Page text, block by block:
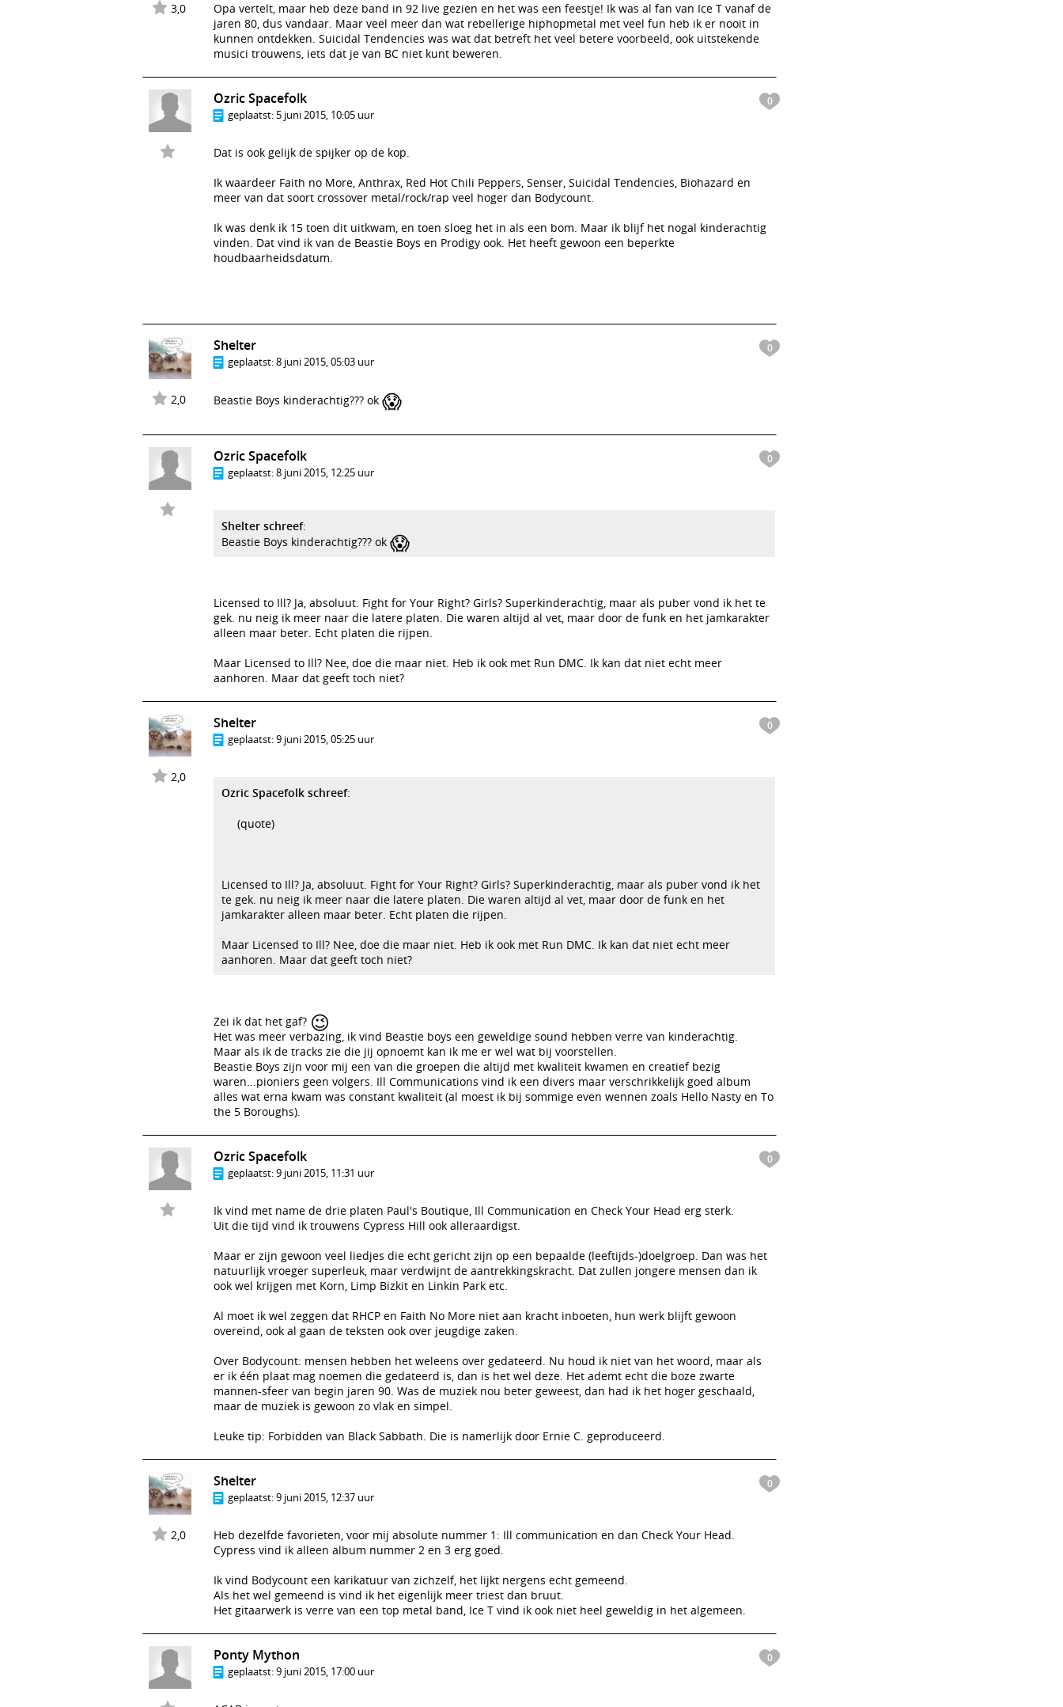
3,0
Opa vertelt, maar heb deze band in 92 live gezien en het was een feestje! Ik was al fan van Ice T vanaf de
jaren 80, dus vandaar. Maar veel meer dan wat rebellerige hiphopmetal met veel fun heb ik er nooit in
kunnen ontdekken. Suicidal Tendencies was wat dat betreft het veel betere voorbeeld, ook uitstekende
musici trouwens, iets dat je van BC niet kunt beweren.
0
Ozric Spacefolk
geplaatst: 5 juni 2015, 10:05 uur
Dat is ook gelijk de spijker op de kop.
Ik waardeer Faith no More, Anthrax, Red Hot Chili Peppers, Senser, Suicidal Tendencies, Biohazard en
meer van dat soort crossover metal/rock/rap veel hoger dan Bodycount.
Ik was denk ik 15 toen dit uitkwam, en toen sloeg het in als een bom. Maar ik blijf het nogal kinderachtig
vinden. Dat vind ik van de Beastie Boys en Prodigy ook. Het heeft gewoon een beperkte
houdbaarheidsdatum.
2,0
0
Shelter
geplaatst:8 juni 2015, 05:03 uur
Beastie Boys kinderachtig??? ok 😱
0
Ozric Spacefolk
geplaatst:8 juni 2015, 12:25 uur
Shelter schreef:
Beastie Boys kinderachtig??? ok 😱
Licensed to Ill? Ja, absoluut. Fight for Your Right? Girls? Superkinderachtig, maar als puber vond ik het te
gek. nu neig ik meer naar die latere platen. Die waren altijd al vet, maar door de funk en het jamkarakter
alleen maar beter. Echt platen die rijpen.
Maar Licensed to Ill? Nee, doe die maar niet. Heb ik ook met Run DMC. Ik kan dat niet echt meer
aanhoren. Maar dat geeft toch niet?
2,0
0
Shelter
geplaatst:9 juni 2015, 05:25 uur
Ozric Spacefolk schreef:
(quote)
Licensed to Ill? Ja, absoluut. Fight for Your Right? Girls? Superkinderachtig, maar als puber vond ik het
te gek. nu neig ik meer naar die latere platen. Die waren altijd al vet, maar door de funk en het
jamkarakter alleen maar beter. Echt platen die rijpen.
Maar Licensed to Ill? Nee, doe die maar niet. Heb ik ook met Run DMC. Ik kan dat niet echt meer
aanhoren. Maar dat geeft toch niet?
Zei ik dat het gaf? 😉
Het was meer verbazing, ik vind Beastie boys een geweldige sound hebben verre van kinderachtig.
Maar als ik de tracks zie die jij opnoemt kan ik me er wel wat bij voorstellen.
Beastie Boys zijn voor mij een van die groepen die altijd met kwaliteit kwamen en creatief bezig
waren...pioniers geen volgers. Ill Communications vind ik een divers maar verschrikkelijk goed album
alles wat erna kwam was constant kwaliteit (al moest ik bij sommige even wennen zoals Hello Nasty en To
the 5 Boroughs).
0
Ozric Spacefolk
geplaatst:9 juni 2015, 11:31 uur
Ik vind met name de drie platen Paul's Boutique, Ill Communication en Check Your Head erg sterk.
Uit die tijd vind ik trouwens Cypress Hill ook alleraardigst.
Maar er zijn gewoon veel liedjes die echt gericht zijn op een bepaalde (leeftijds-)doelgroep. Dan was het
natuurlijk vroeger superleuk, maar verdwijnt de aantrekkingskracht. Dat zullen jongere mensen dan ik
ook wel krijgen met Korn, Limp Bizkit en Linkin Park etc.
Al moet ik wel zeggen dat RHCP en Faith No More niet aan kracht inboeten, hun werk blijft gewoon
overeind, ook al gaan de teksten ook over jeugdige zaken.
Over Bodycount: mensen hebben het weleens over gedateerd. Nu houd ik niet van het woord, maar als
er ik één plaat mag noemen die gedateerd is, dan is het wel deze. Het ademt echt die boze zwarte
mannen-sfeer van begin jaren 90. Was de muziek nou beter geweest, dan had ik het hoger geschaald,
maar de muziek is gewoon zo vlak en simpel.
Leuke tip: Forbidden van Black Sabbath. Die is namerlijk door Ernie C. geproduceerd.
2,0
0
Shelter
geplaatst:9 juni 2015, 12:37 uur
Heb dezelfde favorieten, voor mij absolute nummer 1: Ill communication en dan Check Your Head.
Cypress vind ik alleen album nummer 2 en 3 erg goed.
Ik vind Bodycount een karikatuur van zichzelf, het lijkt nergens echt gemeend.
Als het wel gemeend is vind ik het eigenlijk meer triest dan bruut.
Het gitaarwerk is verre van een top metal band, Ice T vind ik ook niet heel geweldig in het algemeen.
0
Ponty Mython
geplaatst:9 juni 2015, 17:00 uur